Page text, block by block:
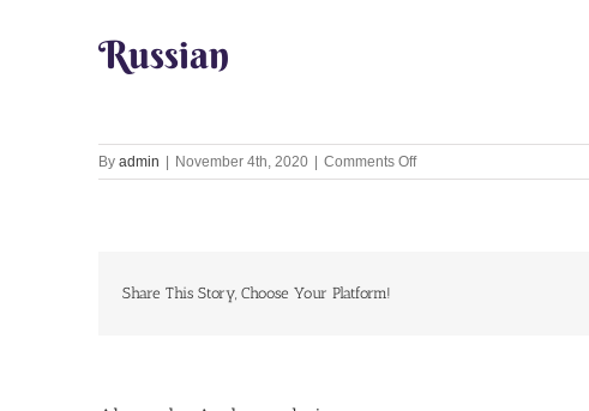
Russian
By admin November 4th, 2020 Comments Offon
Lets
Share This Story, Choose Your Platform!